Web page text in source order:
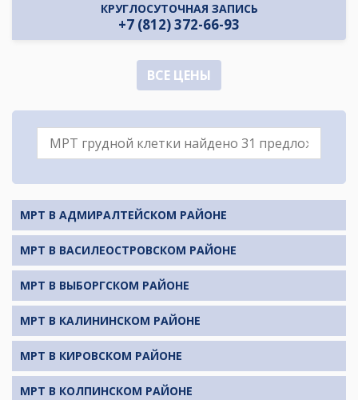
КРУГЛОСУТОЧНАЯ ЗАПИСЬ
+7 (812) 372-66-93
ВСЕ ЦЕНЫ
МРТ В АДМИРАЛТЕЙСКОМ РАЙОНЕ
МРТ В ВАСИЛЕОСТРОВСКОМ РАЙОНЕ
МРТ В ВЫБОРГСКОМ РАЙОНЕ
МРТ В КАЛИНИНСКОМ РАЙОНЕ
МРТ В КИРОВСКОМ РАЙОНЕ
МРТ В КОЛПИНСКОМ РАЙОНЕ